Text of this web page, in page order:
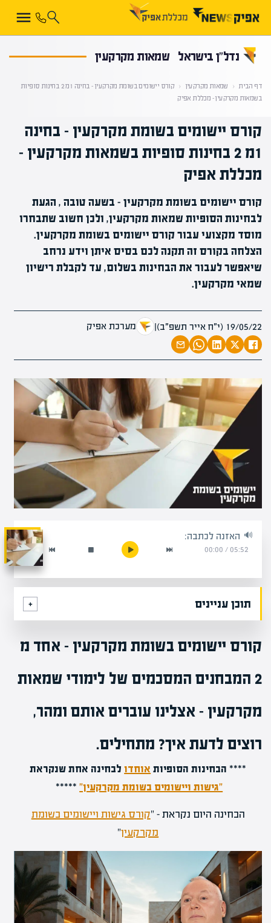
נדל”ן בישראל שמאות מקרקעין
דף הבית ‹ שמאות מקרקעין ‹
קורס יישומים בשומת מקרקעין‎‎ – בחינה 1מ 2 בחינות סופיות
בשמאות מקרקעין – מכללת אפיק
קורס יישומים בשומת מקרקעין‎‎ – בחינה
1מ 2 בחינות סופיות בשמאות מקרקעין –
מכללת אפיק
קורס יישומים בשומת מקרקעין - בשעה טובה , הגעת
לבחינות הסופיות שמאות מקרקעין, ולכן חשוב שתבחרו
מוסד מקצועי עבור קורס יישומים בשומת מקרקעין.
הצלחה בקורס זה תקנה לכם בסיס איתן וידע נרחב
שיאפשר לעבור את הבחינות בשלום, עד לקבלת רישיון
שמאי מקרקעין.
19/05/22 (י״ח אייר תשפ״ב) | מערכת אפיק
האזנה לכתבה:
05:52
/
00:00
תוכן עניינים
קורס יישומים בשומת מקרקעין – אחד מ
2 המבחנים המסכמים של לימודי שמאות
מקרקעין – אצלינו עוברים אותם ומהר,
רוצים לדעת איך? מתחילים.
**** הבחינות הסופיות אוחדולבחינה אחת שנקראת
"גישות ויישומים בשומת מקרקעין"*****
הבחינה היום נקראת – "קורס גישות ויישומים בשומת
מקרקעין"